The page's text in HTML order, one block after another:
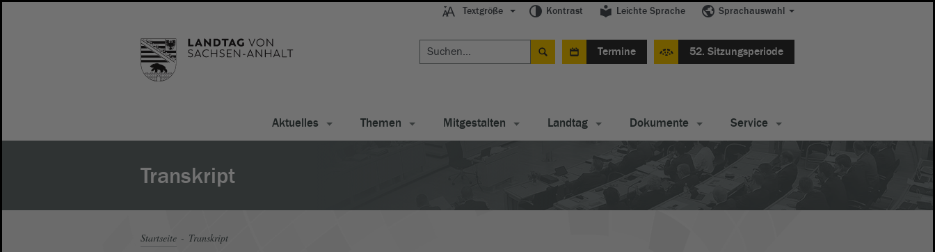
Textgröße Kontrast Leichte Sprache Sprachauswahl
Termine 52. Sitzungsperiode
Aktuelles Themen Mitgestalten Landtag Dokumente Service
Transkript
Startseite Transkript